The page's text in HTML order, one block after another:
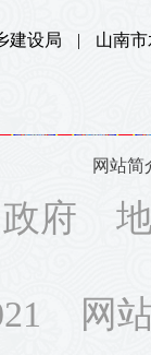
建设局 | 山南
网站简
政府
网